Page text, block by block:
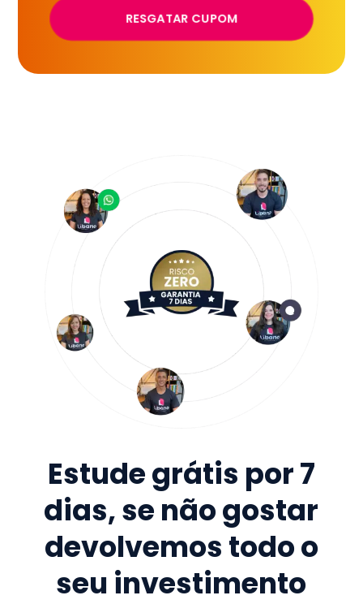
RESGATAR CUPOM
Estude grátis por 7
dias, se não gostar
devolvemos todo o
seu investimento